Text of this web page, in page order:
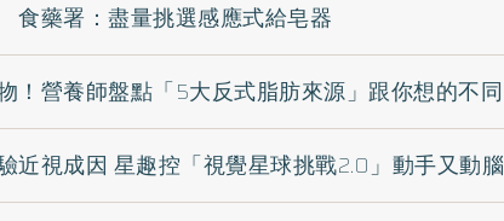
藥署：盡量挑選感應式給皂器
！營養師盤點「5大反式脂肪來源」跟你想的不同
近視成因 星趣控「視覺星球挑戰2.0」動手又動腦